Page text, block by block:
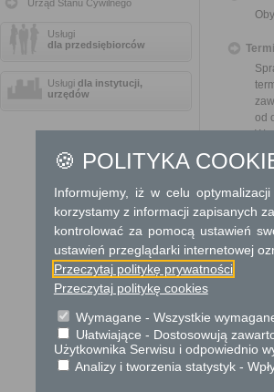
Urząd Stanu Cywilnego
Usługi
dla przedsiębiorców
Usługi dla instytucji,
urzędów
od
W
🍪 POLITYKA
Informujemy, iż w celu
korzystamy z informacji zapisanych
kontrolować za pomocą ustawień
ustawień przeglądarki internetowej
Przeczytaj politykę prywatności
Przeczytaj politykę cookies
Wymagane - Wszystkie
Ułatwiające - Dostosowują
Użytkownika Serwisu i odpowiednio
Analizy i tworzenia statystyk -